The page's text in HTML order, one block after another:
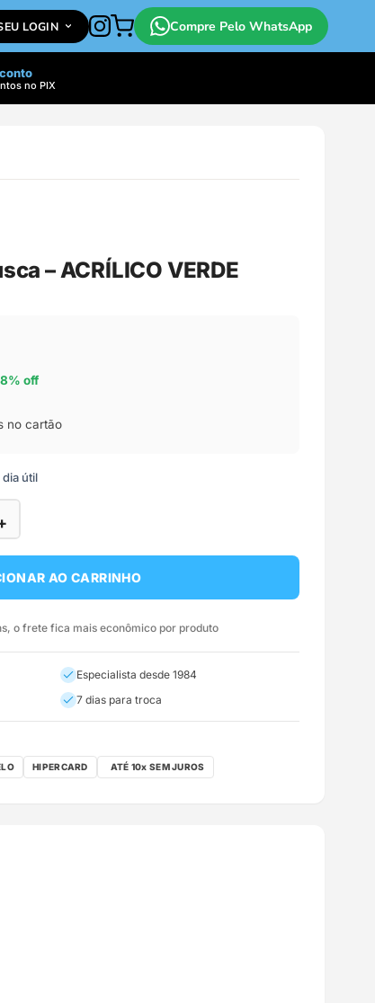
LOGIN Compre Pelo WhatsApp
no PIX
– ACRÍLICO VERDE
off
no cartão
dia útil
AO CARRINHO
o frete fica mais econômico por produto
Especialista desde 1984
7 dias para troca
HIPERCARD